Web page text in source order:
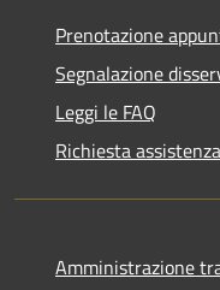
Prenotazione
Segnalazione
Leggi le FAQ
Richiesta assistenza
Amministrazione